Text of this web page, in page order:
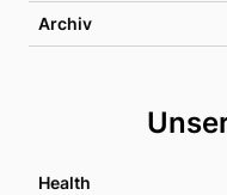
Archiv
Health